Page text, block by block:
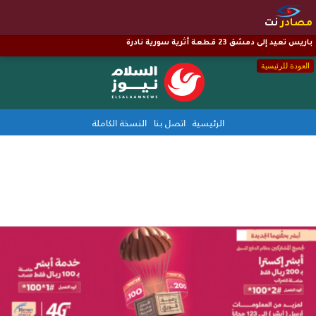
مصادرنت
العودة للرئيسية
باريس تعيد إلى دمشق 23 قطعة أثرية سورية نادرة